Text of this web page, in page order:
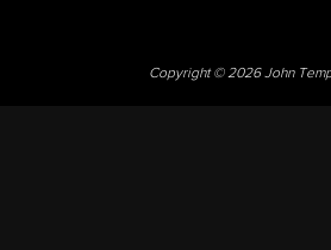
Copyright © 2026 John